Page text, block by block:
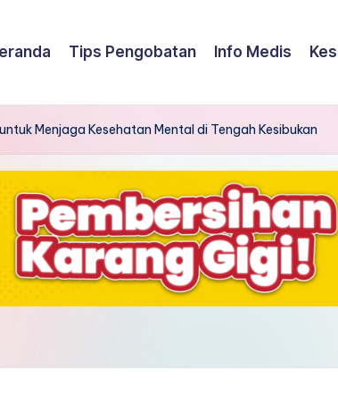
Tips Pengobatan Info Medis
Menjaga Kesehatan Mental di Tengah Kesibukan